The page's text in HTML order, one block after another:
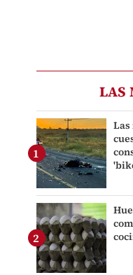
LAS